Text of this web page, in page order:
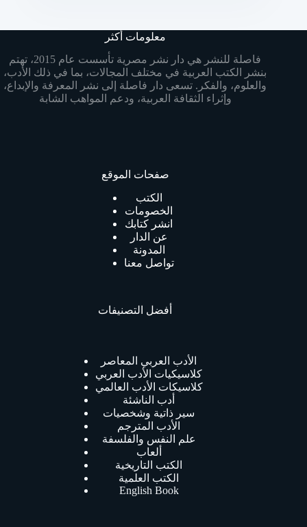
معلومات أكثر
فاصلة للنشر هي دار نشر مصرية تأسست عام 2015، تهتم
بنشر الكتب العربية في مختلف المجالات، بما في ذلك الأدب،
والعلوم، والفكر. تسعى دار فاصلة إلى نشر المعرفة والإبداع،
وإثراء الثقافة العربية، ودعم المواهب الشابة
صفحات الموقع
الكتب
الخصومات
انشر كتابك
عن الدار
المدونة
تواصل معنا
أفضل التصنيفات
الأدب العربي المعاصر
كلاسيكيات الأدب العربي
كلاسيكات الأدب العالمي
أدب الناشئة
سير ذاتية وشخصيات
الأدب المترجم
علم النفس والفلسفة
ألعاب
الكتب التاريخية
الكتب العلمية
English Book